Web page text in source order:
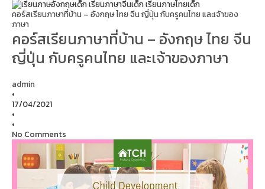
คอร์สเรียนภาษาที่บ้าน – อังกฤษ ไทย จีน ญี่ปุ่น กับครูคนไทย และเจ้าของ
ภาษา
คอร์สเรียนภาษาที่บ้าน – อังกฤษ ไทย จีน
ญี่ปุ่น กับครูคนไทย และเจ้าของภาษา
admin
•
17/04/2021
•
•
No Comments